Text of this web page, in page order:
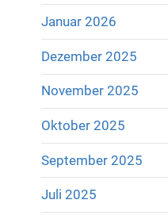
Januar 2026
Dezember 2025
November 2025
Oktober 2025
September 2025
Juli 2025